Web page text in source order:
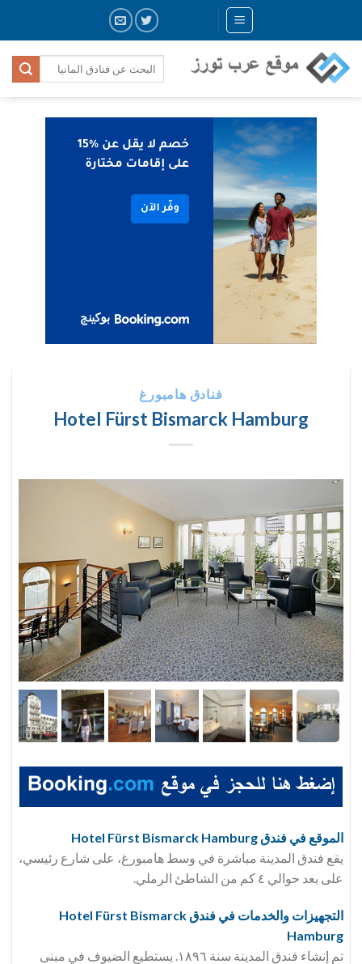
content
فنادق هامبورغ
Hotel Fürst Bismarck Hamburg
الموقع في فندق Hotel Fürst Bismarck Hamburg
يقع فندق المدينة مباشرة في وسط هامبورغ، على شارع رئيسي،
على بعد حوالي ٤ كم من الشاطئ الرملي.
التجهيزات والخدمات في فندق Hotel Fürst Bismarck
Hamburg
تم إنشاء فندق المدينة سنة ١٨٩٦. يستطيع الضيوف في مبنى